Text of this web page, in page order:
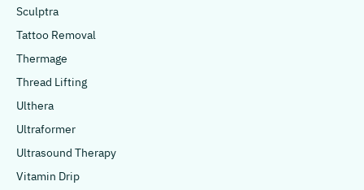
Sculptra
Tattoo Removal
Thermage
Thread Lifting
Ulthera
Ultraformer
Ultrasound Therapy
Vitamin Drip